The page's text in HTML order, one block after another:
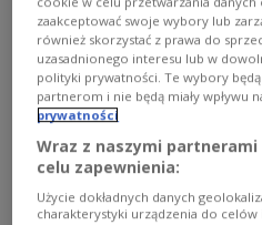
Trybunał w Hadze
Łukaszenki.
zaakceptować swoje wybory lub
również skorzystać z prawa do
uzasadnionego interesu lub w
polityki prywatności. Te wybory
partnerom i nie będą miały wpływu
prywatności
Wraz z naszymi
celu zapewnienia:
Użycie dokładnych danych
charakterystyki urządzenia do